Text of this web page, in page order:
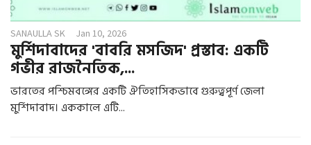
SANAULLA SK Jan 10, 2026
মুর্শিদাবাদের 'বাবরি মসজিদ' প্রস্তাব: একটি
গভীর রাজনৈতিক,...
ভারতের পশ্চিমবঙ্গের একটি ঐতিহাসিকভাবে গুরুত্বপূর্ণ জেলা
মুর্শিদাবাদ। এককালে এটি...